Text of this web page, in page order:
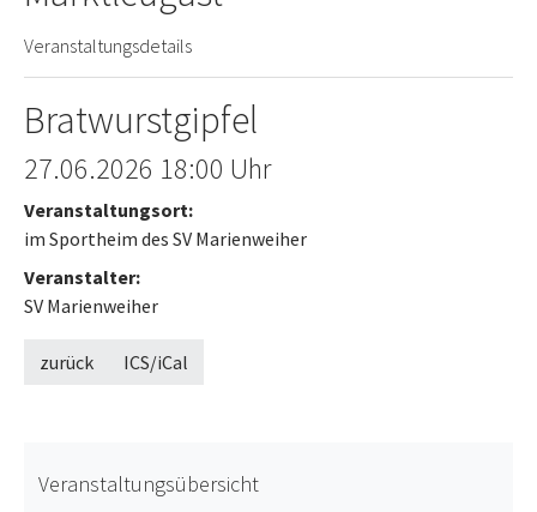
Veranstaltungsdetails
Bratwurstgipfel
27.06.2026 18:00 UhrOffenes Ende
Veranstaltungsort:
im Sportheim des SV Marienweiher
Veranstalter:
SV Marienweiher
zurück ICS/iCal
Veranstaltungsübersicht